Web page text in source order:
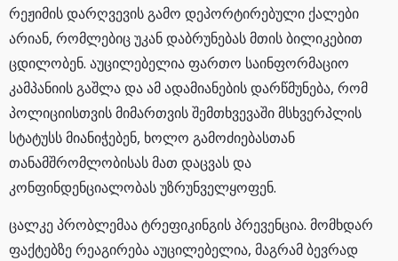
რეჟიმის დარღვევის გამო დეპორტირებული ქალები
არიან, რომლებიც უკან დაბრუნებას მთის ბილიკებით
ცდილობენ. აუცილებელია ფართო საინფორმაციო
კამპანიის გაშლა და ამ ადამიანების დარწმუნება, რომ
პოლიციისთვის მიმართვის შემთხვევაში მსხვერპლის
სტატუსს მიანიჭებენ, ხოლო გამოძიებასთან
თანამშრომლობისას მათ დაცვას და
კონფინდენციალობას უზრუნველყოფენ.
ცალკე პრობლემაა ტრეფიკინგის პრევენცია. მომხდარ
ფაქტებზე რეაგირება აუცილებელია, მაგრამ ბევრად